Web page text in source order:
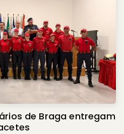
de Braga entregam